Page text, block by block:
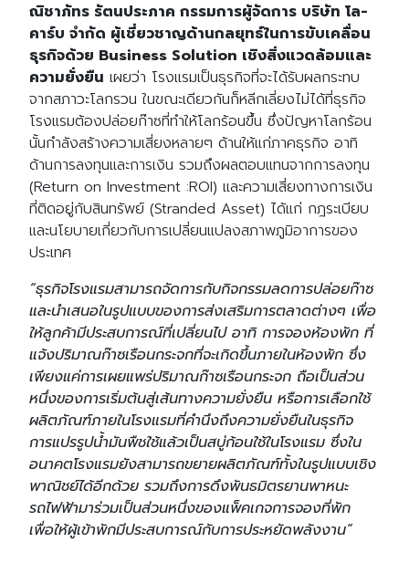
ณิชาภัทร รัตนประภาค กรรมการผู้จัดการ บริษัท โล-
คาร์บ จำกัด ผู้เชี่ยวชาญด้านกลยุทธ์ในการขับเคลื่อน
ธุรกิจด้วย Business Solution เชิงสิ่งแวดล้อมและ
ความยั่งยืน เผยว่า โรงแรมเป็นธุรกิจที่จะได้รับผลกระทบ
จากสภาวะโลกรวน ในขณะเดียวกันก็หลีกเลี่ยงไม่ได้ที่ธุรกิจ
โรงแรมต้องปล่อยก๊าซที่ทำให้โลกร้อนขึ้น ซึ่งปัญหาโลกร้อน
นั้นกำลังสร้างความเสี่ยงหลายๆ ด้านให้แก่ภาคธุรกิจ อาทิ
ด้านการลงทุนและการเงิน รวมถึงผลตอบแทนจากการลงทุน
(Return on Investment :ROI) และความเสี่ยงทางการเงิน
ที่ติดอยู่กับสินทรัพย์ (Stranded Asset) ได้แก่ กฎระเบียบ
และนโยบายเกี่ยวกับการเปลี่ยนแปลงสภาพภูมิอาการของ
ประเทศ
“ธุรกิจโรงแรมสามารถจัดการกับกิจกรรมลดการปล่อยก๊าซ
และนำเสนอในรูปแบบของการส่งเสริมการตลาดต่างๆ เพื่อ
ให้ลูกค้ามีประสบการณ์ที่เปลี่ยนไป อาทิ การจองห้องพัก ที่
แจ้งปริมาณก๊าซเรือนกระจกที่จะเกิดขึ้นภายในห้องพัก ซึ่ง
เพียงแค่การเผยแพร่ปริมาณก๊าซเรือนกระจก ถือเป็นส่วน
หนึ่งของการเริ่มต้นสู่เส้นทางความยั่งยืน หรือการเลือกใช้
ผลิตภัณฑ์ภายในโรงแรมที่คำนึงถึงความยั่งยืนในธุรกิจ
การแปรรูปน้ำมันพืชใช้แล้วเป็นสบู่ก้อนใช้ในโรงแรม ซึ่งใน
อนาคตโรงแรมยังสามารถขยายผลิตภัณฑ์ทั้งในรูปแบบเชิง
พาณิชย์ได้อีกด้วย รวมถึงการดึงพันธมิตรยานพาหนะ
รถไฟฟ้ามาร่วมเป็นส่วนหนึ่งของแพ็คเกจการจองที่พัก
เพื่อให้ผู้เข้าพักมีประสบการณ์กับการประหยัดพลังงาน”